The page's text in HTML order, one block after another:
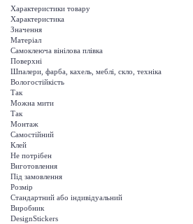
Характеристики товару
Характеристика
Значення
Матеріал
Самоклеюча вінілова плівка
Поверхні
Шпалери, фарба, кахель, меблі, скло, техніка
Вологостійкість
Так
Можна мити
Так
Монтаж
Самостійний
Клей
Не потрібен
Виготовлення
Під замовлення
Розмір
Стандартний або індивідуальний
Виробник
DesignStickers